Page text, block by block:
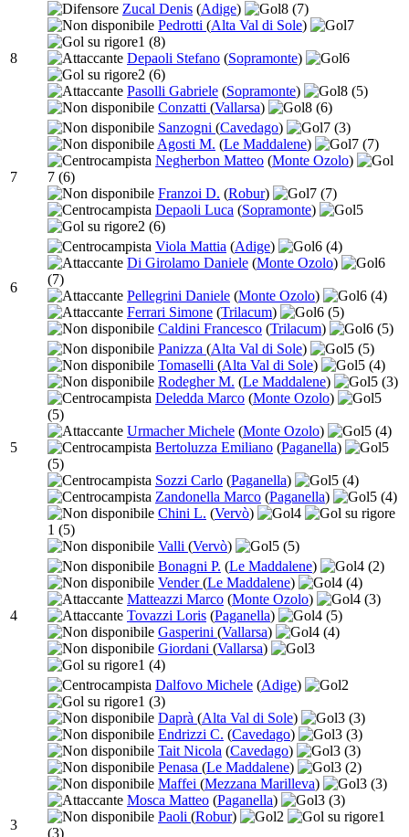
8
Zucal Denis (Adige) 8 (7)
Pedrotti (Alta Val di Sole)
7
1 (8)
Depaoli Stefano (Sopramonte)
6
2 (6)
Pasolli Gabriele (Sopramonte) 8 (5)
Conzatti (Vallarsa) 8 (6)
7
Sanzogni (Cavedago) 7 (3)
Agosti M. (Le Maddalene) 7 (7)
Negherbon Matteo (Monte Ozolo)
7 (6)
Franzoi D. (Robur) 7 (7)
Depaoli Luca (Sopramonte)
5
2 (6)
6
Viola Mattia (Adige) 6 (4)
Di Girolamo Daniele (Monte Ozolo)
6
(7)
Pellegrini Daniele (Monte Ozolo) 6 (4)
Ferrari Simone (Trilacum) 6 (5)
Caldini Francesco (Trilacum) 6 (5)
5
Panizza (Alta Val di Sole) 5 (5)
Tomaselli (Alta Val di Sole) 5 (4)
Rodegher M. (Le Maddalene) 5 (3)
Deledda Marco (Monte Ozolo)
5
(5)
Urmacher Michele (Monte Ozolo) 5 (4)
Bertoluzza Emiliano (Paganella)
5
(5)
Sozzi Carlo (Paganella) 5 (4)
Zandonella Marco (Paganella) 5 (4)
Chini L. (Vervò)
4
1 (5)
Valli (Vervò) 5 (5)
4
Bonagni P. (Le Maddalene) 4 (2)
Vender(Le Maddalene) 4 (4)
Matteazzi Marco (Monte Ozolo) 4 (3)
Tovazzi Loris (Paganella) 4 (5)
Gasperini (Vallarsa) 4 (4)
Giordani (Vallarsa)
3
1 (4)
3
Dalfovo Michele (Adige)
2
1 (3)
Daprà (Alta Val di Sole) 3 (3)
Endrizzi C. (Cavedago) 3 (3)
Tait Nicola (Cavedago) 3 (3)
Penasa (Le Maddalene) 3 (2)
Maffei (Mezzana Marilleva) 3 (3)
Mosca Matteo (Paganella) 3 (3)
Paoli (Robur) 2
1
(3)